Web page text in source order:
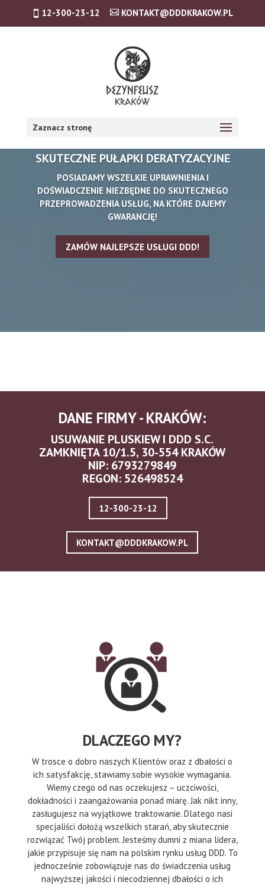
12-300-23-12 KONTAKT@DDDKRAKOW.PL
Zaznacz stronę
SKUTECZNE PUŁAPKI DERATYZACYJNE
POSIADAMY WSZELKIE UPRAWNIENIA I
DOŚWIADCZENIE NIEZBĘDNE DO SKUTECZNEGO
PRZEPROWADZENIA USŁUG, NA KTÓRE DAJEMY
GWARANCJĘ!
ZAMÓW NAJLEPSZE USŁUGI DDD!
DANE FIRMY - KRAKÓW:
USUWANIE PLUSKIEW I DDD S.C.
ZAMKNIĘTA 10/1.5, 30-554 KRAKÓW
NIP: 6793279849
REGON: 526498524
12-300-23-12
KONTAKT@DDDKRAKOW.PL
DLACZEGO MY?
W trosce o dobro naszych Klientów oraz z dbałości o
ich satysfakcję, stawiamy sobie wysokie wymagania.
Wiemy czego od nas oczekujesz – uczciwości,
dokładności i zaangażowania ponad miarę. Jak nikt inny,
zasługujesz na wyjątkowe traktowanie. Dlatego nasi
specjaliści dołożą wszelkich starań, aby skutecznie
rozwiązać Twój problem. Jesteśmy dumni z miana lidera,
jakie przypisuje się nam na polskim rynku usług DDD. To
jednocześnie zobowiązuje nas do świadczenia usług
najwyższej jakości i niecodziennej dbałości o ich